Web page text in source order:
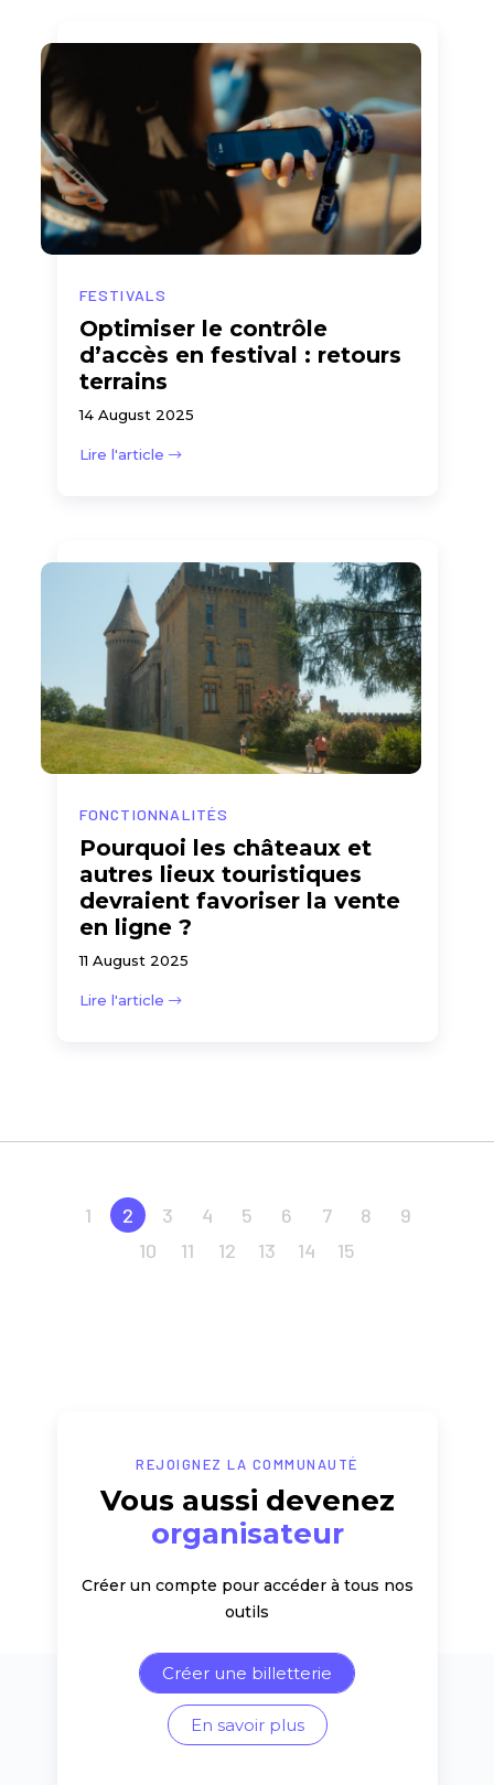
FESTIVALS
Optimiser le contrôle
d’accès en festival : retours
terrains
14 August 2025
Lire l'article
FONCTIONNALITÉS
Pourquoi les châteaux et
autres lieux touristiques
devraient favoriser la vente
en ligne ?
11 August 2025
Lire l'article
1 2 3 4 5 6 7 8
9
10
11 12 13 14 15
REJOIGNEZ LA COMMUNAUTÉ
Vous aussi devenez
organisateur
Créer un compte pour accéder à tous nos
outils
Créer une billetterie
En savoir plus